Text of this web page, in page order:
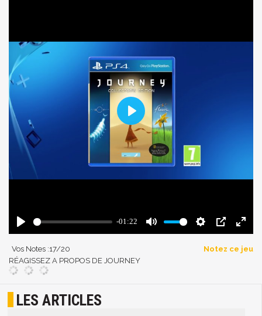
Vos Notes :17/20
Notez ce jeu
RÉAGISSEZ A PROPOS DE JOURNEY
LES ARTICLES